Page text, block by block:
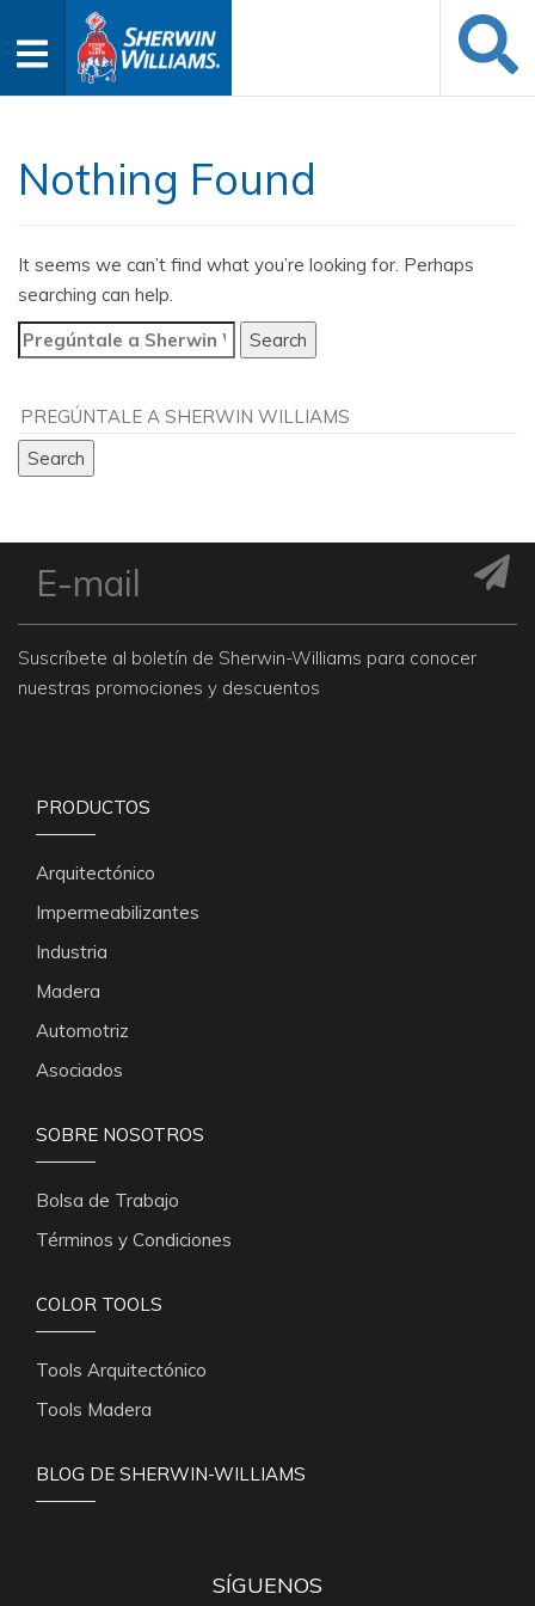
Nothing Found
It seems we can’t find what you’re looking for. Perhaps
searching can help.
Search
for:
Suscríbete al boletín de Sherwin-Williams para conocer
nuestras promociones y descuentos
PRODUCTOS
Arquitectónico
Impermeabilizantes
Industria
Madera
Automotriz
Asociados
SOBRE NOSOTROS
Bolsa de Trabajo
Términos y Condiciones
COLOR TOOLS
Tools Arquitectónico
Tools Madera
BLOG DE SHERWIN-WILLIAMS
SÍGUENOS